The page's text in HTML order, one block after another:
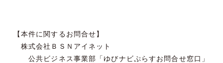
【本件に関するお問合せ】
株式会社ＢＳＮアイネット
公共ビジネス事業部「ゆびナビぷらすお問合せ窓口」